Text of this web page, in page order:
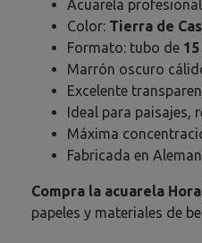
Acuarela profesional
Color: Tierra de
Formato: tubo de
Marrón oscuro
Excelente
Ideal para paisajes,
Máxima
Fabricada en
Compra la acuarela
papeles y materiales de